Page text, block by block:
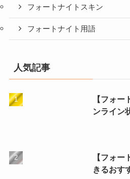
フォートナイトスキン
フォートナイト用語
人気記事
【フォ
ンライン
【フォ
きるおす